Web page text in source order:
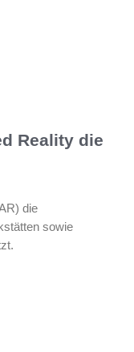
Reality die
die
sowie